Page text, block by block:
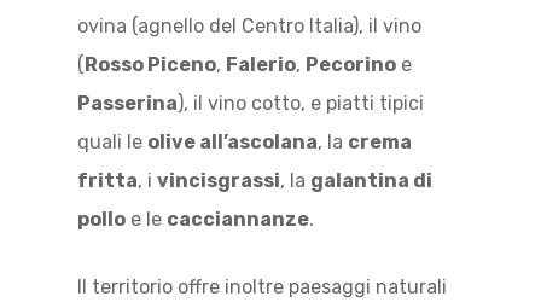
ovina (agnello del Centro Italia), il vino
(Rosso Piceno, Falerio, Pecorino e
Passerina), il vino cotto, e piatti tipici
quali le olive all’ascolana, la crema
fritta, i vincisgrassi, la galantina di
pollo e le cacciannanze.
Il territorio offre inoltre paesaggi naturali